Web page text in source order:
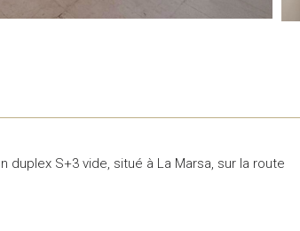
duplex S+3 vide, situé à La Marsa, sur la route